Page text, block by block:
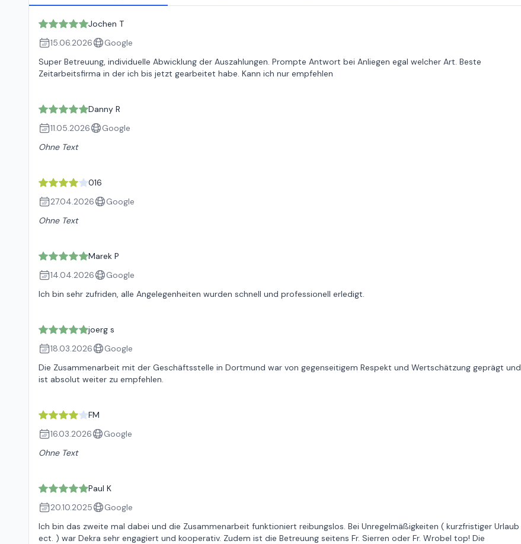
Jochen T
15.06.2026
Google
Super Betreuung, individuelle Abwicklung der Auszahlungen. Prompte Antwort bei Anliegen egal welcher Art. Beste
Zeitarbeitsfirma in der ich bis jetzt gearbeitet habe. Kann ich nur empfehlen
Danny R
11.05.2026
Google
Ohne Text
016
27.04.2026
Google
Ohne Text
Marek P
14.04.2026
Google
Ich bin sehr zufriden, alle Angelegenheiten wurden schnell und professionell erledigt.
joerg s
18.03.2026
Google
Die Zusammenarbeit mit der Geschäftsstelle in Dortmund war von gegenseitigem Respekt und Wertschätzung geprägt und
ist absolut weiter zu empfehlen.
FM
16.03.2026
Google
Ohne Text
Paul K
20.10.2025
Google
Ich bin das zweite mal dabei und die Zusammenarbeit funktioniert reibungslos. Bei Unregelmäßigkeiten ( kurzfristiger Urlaub
ect. ) war Dekra sehr engagiert und kooperativ. Zudem ist die Betreuung seitens Fr. Sierren oder Fr. Wrobel top! Die